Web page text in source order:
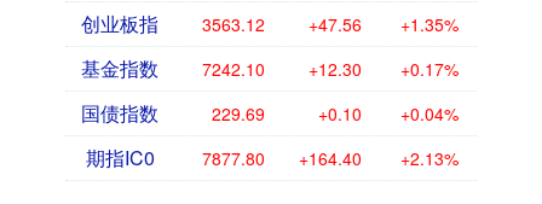
创业板指 3563.12 +47.56 +1.35%
基金指数 7242.10 +12.30 +0.17%
国债指数 229.69 +0.10 +0.04%
期指IC0 7877.80 +164.40 +2.13%